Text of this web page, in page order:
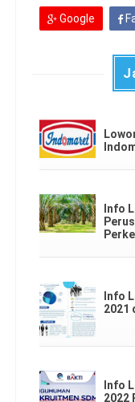
Google
Info
Info
2021
Info
2022